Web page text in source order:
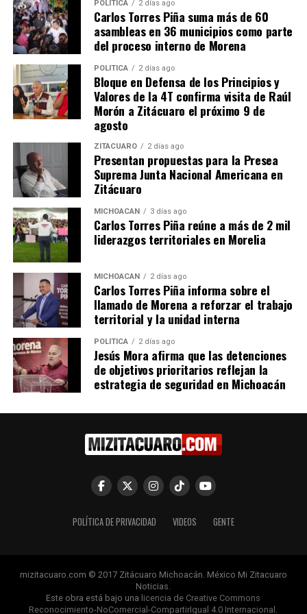
¿Y cuándo estará disponible este nuevo diseño de
Facebook?
La implantación del nuevo diseño de
Facebook será algo progresivo y no responderá a una
activación masiva, sino que poco a poco se irán
introduciendo los cambios (y de hecho, alguno ya
comienza a verse en elfeed). Un cambio de diseño en el
que se prima lo visual y que, a primera vista, parece muy
agradable y podría dar bastante juego, por ejemplo,
para los administradores de páginas de Facebook. Por
cierto, para los más interesados en este nuevo diseño, es
posible apuntarse a lalista de espera.
JJ Velasco/ bitelia.com
Comparte con:
POLÍTICA 2 días ago
Carlos Torres Piña suma más de 60
asambleas en 36 municipios como parte
del proceso interno de Morena
POLÍTICA 2 días ago
Bloque en Defensa de los Principios y
Valores de la 4T confirma visita de Raúl
Morón a Zitácuaro el próximo 9 de
agosto
ZITÁCUARO 2 días ago
Presentan propuestas para la Presea
Suprema Junta Nacional Americana en
Zitácuaro
MICHOACÁN 3 días ago
Carlos Torres Piña reúne a más de 2 mil
liderazgos territoriales en Morelia
MICHOACÁN 2 días ago
Carlos Torres Piña informa sobre el
llamado de Morena a reforzar el trabajo
territorial y la unidad interna
POLÍTICA 2 días ago
Jesús Mora afirma que las detenciones
de objetivos prioritarios reflejan la
estrategia de seguridad en Michoacán
POLÍTICA DE PRIVACIDAD VIDEOS GENTE
mizitacuaro.com © 2017 Zitácuaro Michoacán. México Mi Zitacuaro
Noticias.
Este obra está bajo una licencia de Creative Commons
Reconocimiento-NoComercial-CompartirIgual 4.0 Internacional